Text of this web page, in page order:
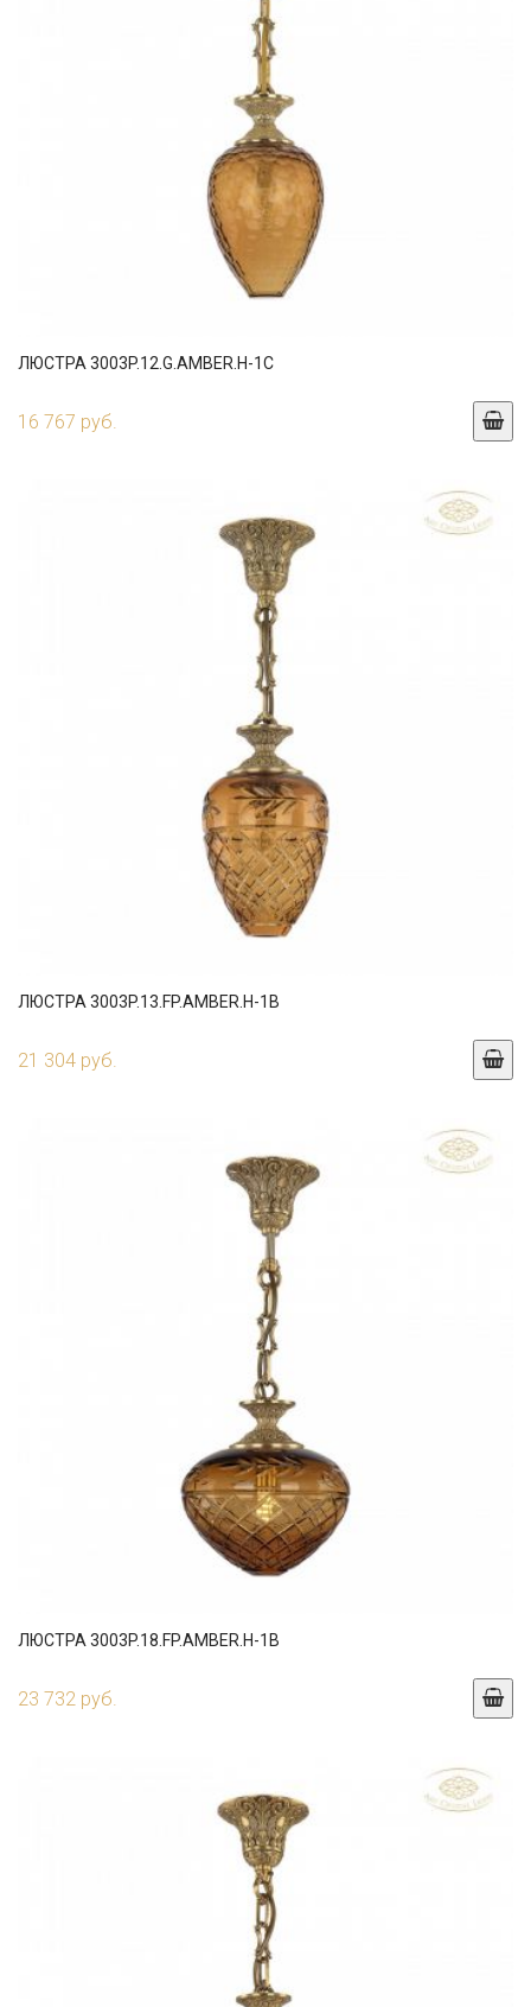
ЛЮСТРА 3003P.12.G.AMBER.H-1C
16 767 руб.
ЛЮСТРА 3003P.13.FP.AMBER.H-1B
21 304 руб.
ЛЮСТРА 3003P.18.FP.AMBER.H-1B
23 732 руб.